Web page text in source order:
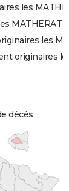
les
MATHERAT
les
originaires
décès.